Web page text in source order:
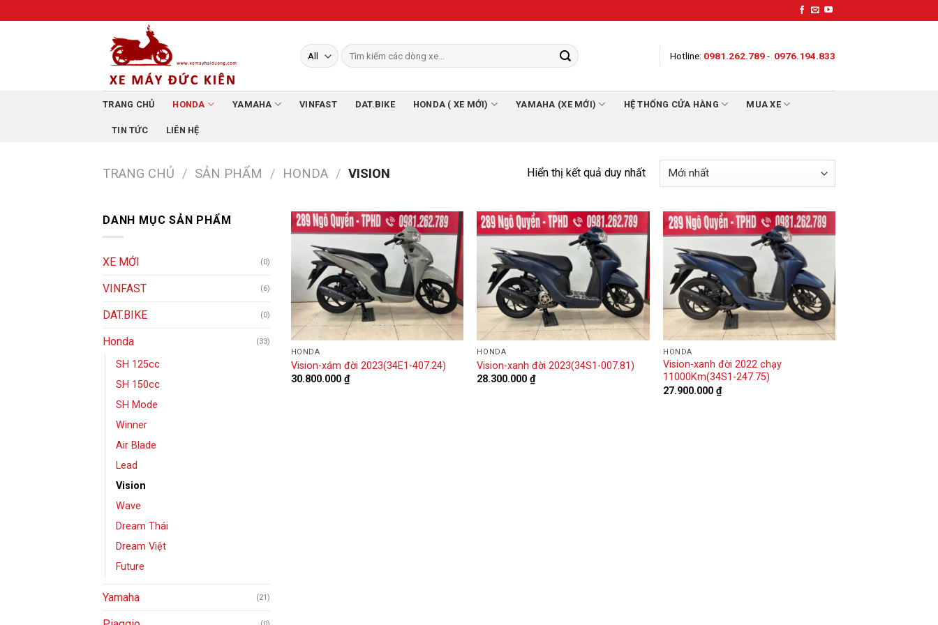
Hotline: 0981.262.789- 0976.194.833
TRANG CHỦ HONDA YAMAHA VINFAST DAT.BIKE HONDA ( XE MỚI) YAMAHA (XE MỚI) HỆ THỐNG CỬA HÀNG MUA XE
TIN TỨC LIÊN HỆ
TRANG CHỦ / SẢN PHẨM / HONDA / VISION Hiển thị kết quả duy nhất
DANH MỤC SẢN PHẨM
XE MỚI (0)
VINFAST (6)
DAT.BIKE (0)
Honda (33)
SH 125cc
SH 150cc
SH Mode
Winner
Air Blade
Lead
Vision
Wave
Dream Thái
Dream Việt
Future
Yamaha (21)
Add to
Wishlist
HONDA
Vision-xám đời 2023(34E1-407.24)
30.800.000 ₫
Add to
Wishlist
HONDA
Vision-xanh đời 2023(34S1-007.81)
28.300.000₫
Add to
Wishlist
HONDA
Vision-xanh đời 2022 chạy
11000Km(34S1-247.75)
27.900.000₫